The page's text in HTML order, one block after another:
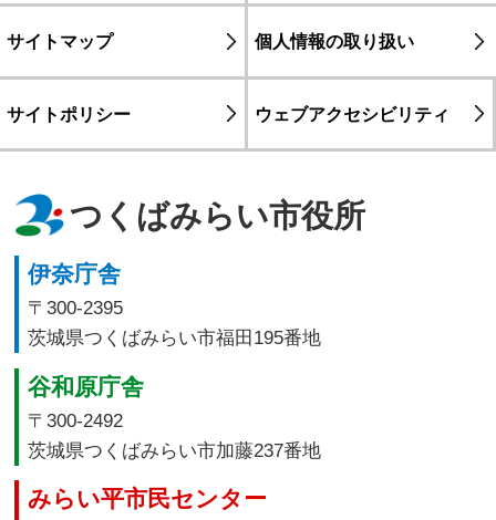
サイトマップ 個人情報の取り扱い
サイトポリシー ウェブアクセシビリティ
つくばみらい市役所
伊奈庁舎
〒300-2395
茨城県つくばみらい市福田195番地
谷和原庁舎
〒300-2492
茨城県つくばみらい市加藤237番地
みらい平市民センター